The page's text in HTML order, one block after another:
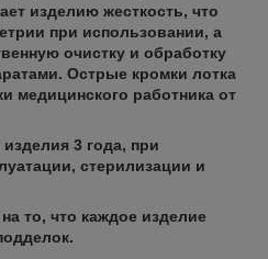
изделию жесткость, что
при использовании, а
очистку и обработку
Острые кромки лотка
медицинского работника от
3 года, при
стерилизации и
то, что каждое изделие